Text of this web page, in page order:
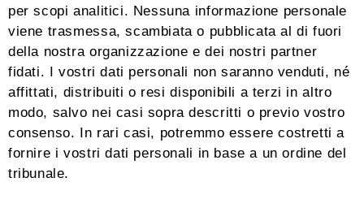
per scopi analitici. Nessuna informazione personale
viene trasmessa, scambiata o pubblicata al di fuori
della nostra organizzazione e dei nostri partner
fidati. I vostri dati personali non saranno venduti, né
affittati, distribuiti o resi disponibili a terzi in altro
modo, salvo nei casi sopra descritti o previo vostro
consenso. In rari casi, potremmo essere costretti a
fornire i vostri dati personali in base a un ordine del
tribunale.